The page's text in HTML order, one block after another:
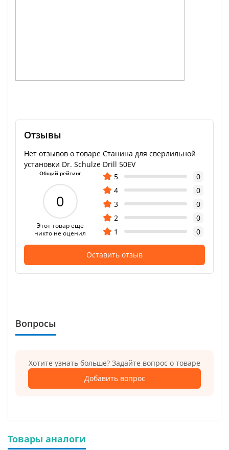
Отзывы
Нет отзывов о товаре Станина для сверлильной
установки Dr. Schulze Drill 50EV
Общий рейтинг
0
Этот товар еще
никто не оценил
5
0
4
0
3
0
2
0
1
0
Оставить отзыв
Вопросы
Хотите узнать больше? Задайте вопрос о товаре
Добавить вопрос
Товары аналоги